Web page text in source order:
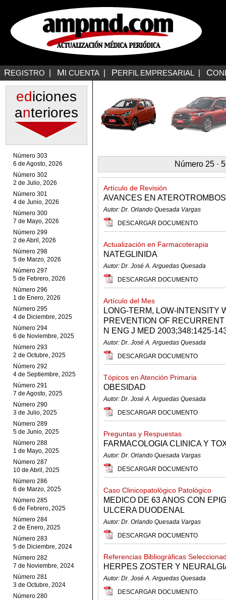
REGISTRO MI CUENTA PERFIL EMPRESARIAL C
ediciones
anteriores
Número 303
6 de Agosto, 2026
Número 302
2 de Julio, 2026
Número 301
4 de Junio, 2026
Número 300
7 de Mayo, 2026
Número 299
2 de Abril, 2026
Número 298
5 de Marzo, 2026
Número 297
5 de Febrero, 2026
Número 296
1 de Enero, 2026
Número 295
4 de Diciembre, 2025
Número 294
6 de Noviembre, 2025
Número 293
2 de Octubre, 2025
Número 292
4 de Septiembre, 2025
Número 291
7 de Agosto, 2025
Número 290
3 de Julio, 2025
Número 289
5 de Junio, 2025
Número 288
1 de Mayo, 2025
Número 287
10 de Abril, 2025
Número 286
6 de Marzo, 2025
Número 285
6 de Febrero, 2025
Número 284
2 de Enero, 2025
Número 283
5 de Diciembre, 2024
Número 282
7 de Noviembre, 2024
Número 281
3 de Octubre, 2024
Número 280
Número 25 ·
Artículo de Revisión
AVANCES EN
Autor: Dr. Orlando Quesada Vargas
DESCARGAR DOCUMENTO
Actualización en Farmacoterapia
NATEGLINIDA
Autor: Dr. José A. Arguedas Quesada
DESCARGAR DOCUMENTO
Artículo del Mes
LONG-TERM, LOW-INTENSITY
PREVENTION OF
N ENG J MED 2003;348:1425-
Autor: Dr. José A. Arguedas Quesada
DESCARGAR DOCUMENTO
Tópicos en Atención Primaria
OBESIDAD
Autor: Dr. José A. Arguedas Quesada
DESCARGAR DOCUMENTO
Preguntas y Respuestas
FARMACOLOGIA CLINICA Y
Autor: Dr. Orlando Quesada Vargas
DESCARGAR DOCUMENTO
Caso Clinicopatológico Patológico
MEDICO DE 63 ANOS CON
ULCERA DUODENAL
Autor: Dr. Orlando Quesada Vargas
DESCARGAR DOCUMENTO
Referencias Bibliográficas
HERPES ZOSTER Y
Autor: Dr. José A. Arguedas Quesada
DESCARGAR DOCUMENTO